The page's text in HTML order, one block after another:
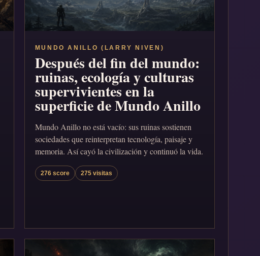
MUNDO ANILLO (LARRY NIVEN)
Después del fin del mundo:
ruinas, ecología y culturas
supervivientes en la
superficie de Mundo Anillo
Mundo Anillo no está vacío: sus ruinas sostienen
sociedades que reinterpretan tecnología, paisaje y
memoria. Así cayó la civilización y continuó la vida.
276 score 275 visitas